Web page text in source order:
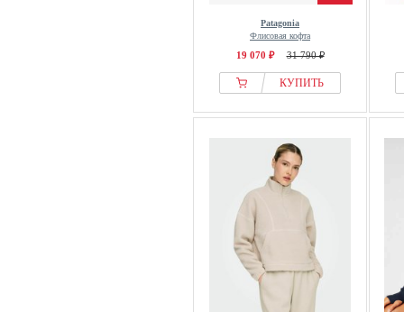
Patagonia
Флисовая кофта
19 070 ₽ 31 790 ₽
КУПИТЬ